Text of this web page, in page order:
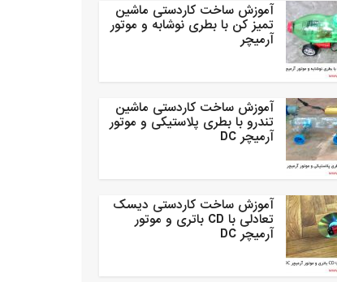
آموزش ساخت کاردستی ماشین
تمیز کن با بطری نوشابه و موتور
آرمیچر
آموزش ساخت کاردستی ماشین
تندرو با بطری پلاستیکی و موتور
آرمیچر DC
آموزش ساخت کاردستی دیسک
تعادلی با CD باتری و موتور
آرمیچر DC